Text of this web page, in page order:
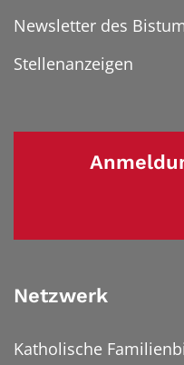
Newsletter des
Stellenanzeigen
Netzwerk
Katholische